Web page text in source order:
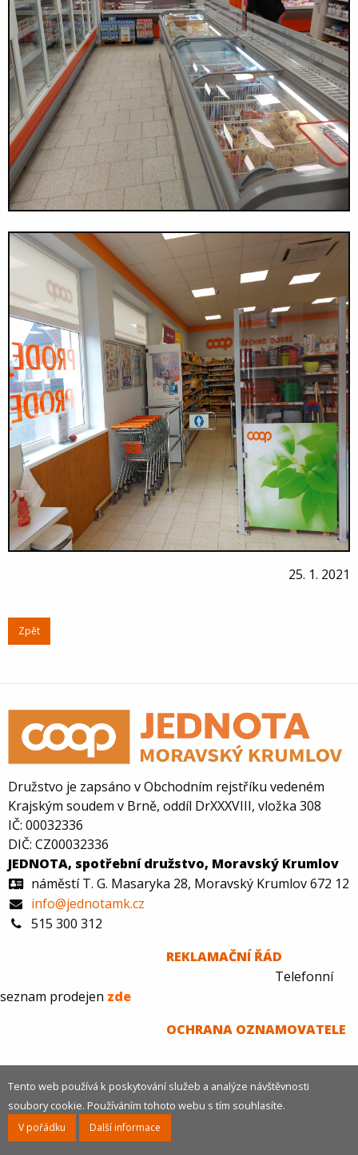
25. 1. 2021
Zpět
Družstvo je zapsáno v Obchodním rejstříku vedeném
Krajským soudem v Brně, oddíl DrXXXVIII, vložka 308
IČ: 00032336
DIČ: CZ00032336
JEDNOTA, spotřební družstvo, Moravský Krumlov
náměstí T. G. Masaryka 28, Moravský Krumlov 672 12
info@jednotamk.cz
515 300 312
REKLAMAČNÍ ŘÁD
Telefonní
seznam prodejen zde
OCHRANA OZNAMOVATELE
© 2026 COOP Jednota spotřební družstvo Moravský Krumlov
vytvořiloPrezentační.info
Tento web používá k poskytování služeb a analýze návštěvnosti
soubory cookie. Používáním tohoto webu s tím souhlasíte.
V pořádku Další informace